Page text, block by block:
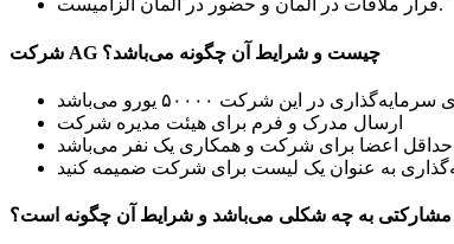
قرار ملاقات در آلمان و حضور در آلمان الزامیست.
شرکت AG چیست و شرایط آن چگونه می‌باشد؟
ارسال مدرک و فرم برای هیئت مدیره شرکت
مشارکتی به چه شکلی می‌باشد و شرایط آن چگونه است؟